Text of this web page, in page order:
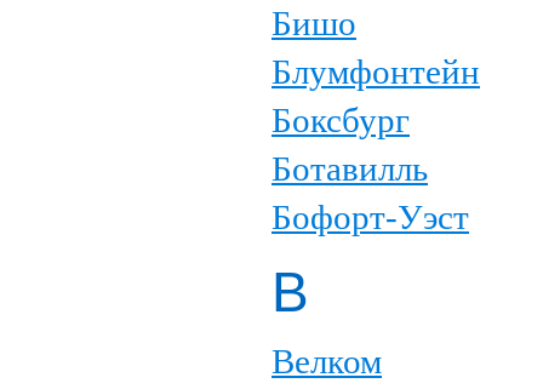
Бишо
Блумфонтейн
Боксбург
Ботавилль
Бофорт-Уэст
В
Велком